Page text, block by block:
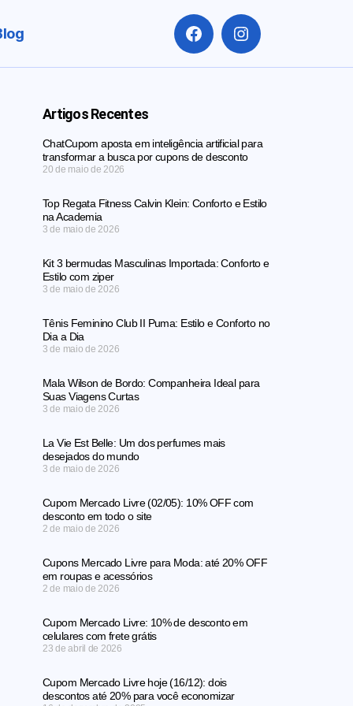
Artigos Recentes
ChatCupom aposta em inteligência artificial para
transformar a busca por cupons de desconto
20 de maio de 2026
Top Regata Fitness Calvin Klein: Conforto e Estilo
na Academia
3 de maio de 2026
Kit 3 bermudas Masculinas Importada: Conforto e
Estilo com ziper
3 de maio de 2026
Tênis Feminino Club II Puma: Estilo e Conforto no
Dia a Dia
3 de maio de 2026
Mala Wilson de Bordo: Companheira Ideal para
Suas Viagens Curtas
3 de maio de 2026
La Vie Est Belle: Um dos perfumes mais
desejados do mundo
3 de maio de 2026
Cupom Mercado Livre (02/05): 10% OFF com
desconto em todo o site
2 de maio de 2026
Cupons Mercado Livre para Moda: até 20% OFF
em roupas e acessórios
2 de maio de 2026
Cupom Mercado Livre: 10% de desconto em
celulares com frete grátis
23 de abril de 2026
Cupom Mercado Livre hoje (16/12): dois
descontos até 20% para você economizar